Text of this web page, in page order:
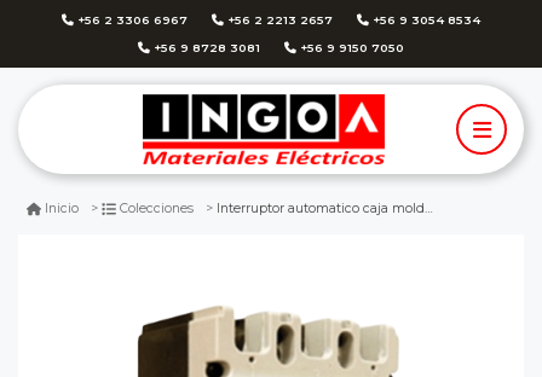
+56 2 3306 6967 +56 2 2213 2657 +56 9 3054 8534
+56 9 8728 3081 +56 9 9150 7050
Inicio Colecciones Interruptor automatico caja moldeada 3x125a 35ka lexo